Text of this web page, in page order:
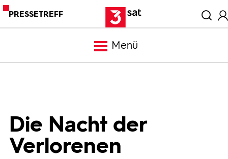
PRESSETREFF
Menü
Mediathek
Die Nacht der
Verlorenen